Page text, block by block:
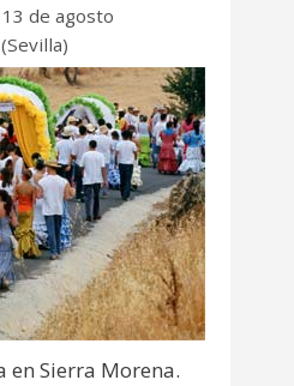
de agosto
en Sierra Morena.